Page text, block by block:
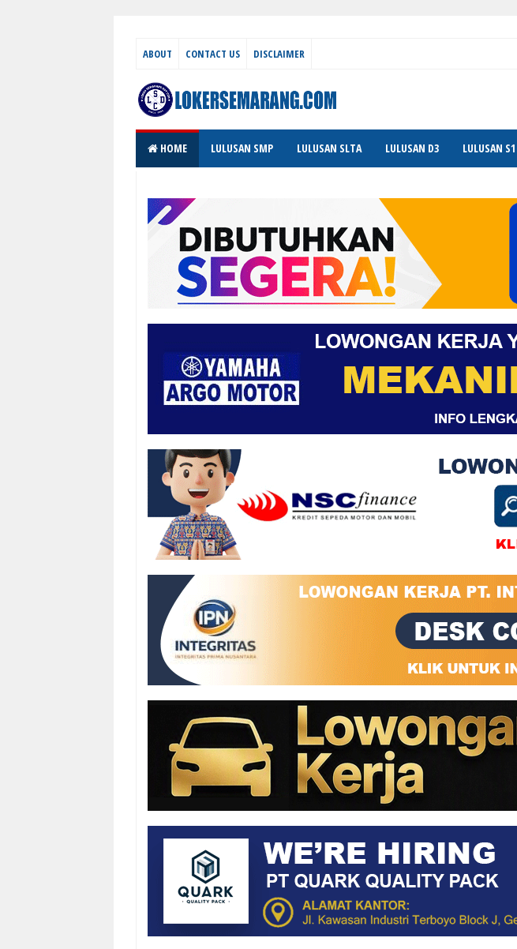
ABOUT CONTACT US DISCLAIMER
HOME LULUSAN SMP LULUSAN SLTA LULUSAN D3 LULUSAN S1